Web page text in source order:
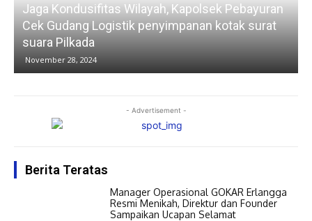
Jaga Kondusifitas Wilayah, Kapolsek Pebayuran
Cek Gudang Logistik penyimpanan kotak surat
suara Pilkada
November 28, 2024
- Advertisement -
Berita Teratas
Manager Operasional GOKAR Erlangga
Resmi Menikah, Direktur dan Founder
Sampaikan Ucapan Selamat